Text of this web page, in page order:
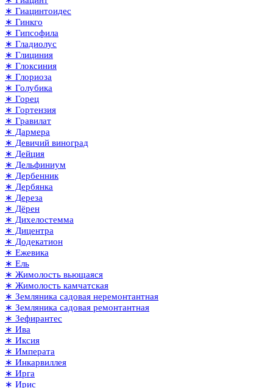
∗ Гиацинтоидес
∗ Гинкго
∗ Гипсофила
∗ Гладиолус
∗ Глициния
∗ Глоксиния
∗ Глориоза
∗ Голубика
∗ Горец
∗ Гортензия
∗ Гравилат
∗ Дармера
∗ Девичий виноград
∗ Дейция
∗ Дельфиниум
∗ Дербенник
∗ Дербянка
∗ Дереза
∗ Дёрен
∗ Дихелостемма
∗ Дицентра
∗ Додекатион
∗ Ежевика
∗ Ель
∗ Жимолость вьющаяся
∗ Жимолость камчатская
∗ Земляника садовая неремонтантная
∗ Земляника садовая ремонтантная
∗ Зефирантес
∗ Ива
∗ Иксия
∗ Императа
∗ Инкарвиллея
∗ Ирга
∗ Ирис